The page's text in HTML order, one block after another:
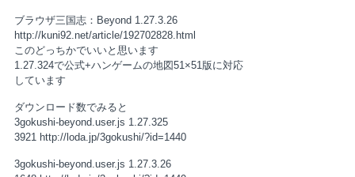
ブラウザ三国志：Beyond 1.27.3.26
http://kuni92.net/article/192702828.html
このどっちかでいいと思います
1.27.324で公式+ハンゲームの地図51×51版に対応
しています
ダウンロード数でみると
3gokushi-beyond.user.js 1.27.325
3921 http://loda.jp/3gokushi/?id=1440
3gokushi-beyond.user.js 1.27.3.26